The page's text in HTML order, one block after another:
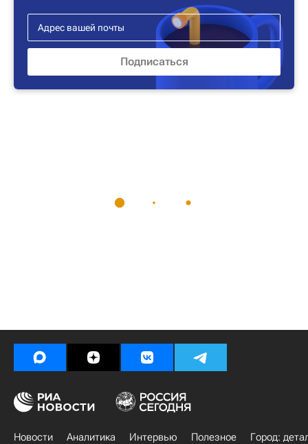
Новости Аналитика Интервью Полезное
Город: